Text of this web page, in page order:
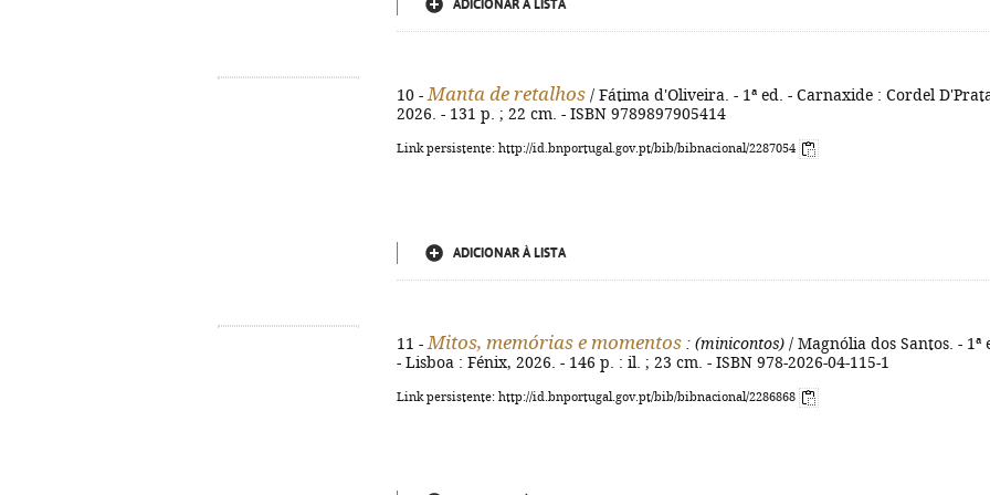
ADICIONAR À LISTA
10 - Manta de retalhos / Fátima d'Oliveira. - 1ª ed. - Carnaxide : Cordel
2026. - 131 p. ; 22 cm. - ISBN 9789897905414
Link persistente: http://id.bnportugal.gov.pt/bib/bibnacional/2287054
ADICIONAR À LISTA
11 - Mitos, memórias e momentos : (minicontos) / Magnólia dos Santos. - 1ª
- Lisboa : Fénix, 2026. - 146 p. : il. ; 23 cm. - ISBN 978-2026-04-115-1
Link persistente: http://id.bnportugal.gov.pt/bib/bibnacional/2286868